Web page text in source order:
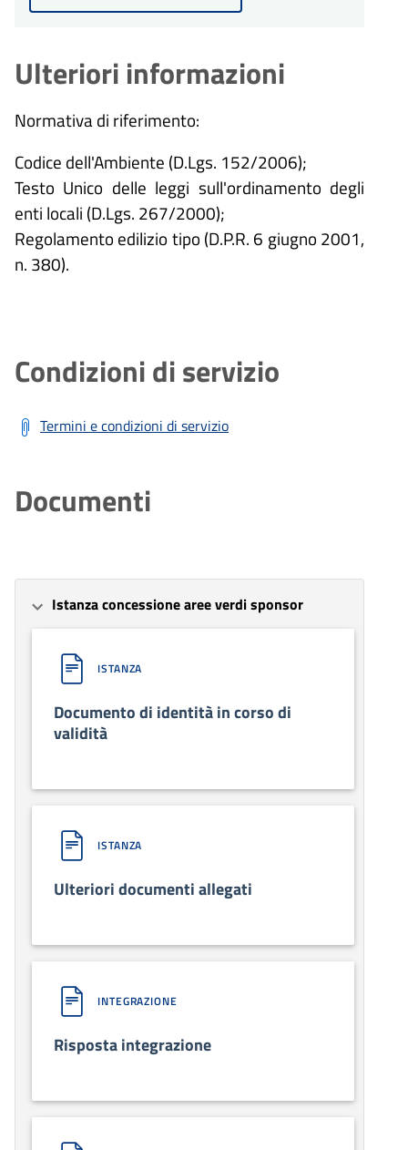
Ulteriori informazioni
Normativa di riferimento:
Codice dell'Ambiente (D.Lgs. 152/2006);
Testo Unico delle leggi sull'ordinamento degli
enti locali (D.Lgs. 267/2000);
Regolamento edilizio tipo (D.P.R. 6 giugno 2001,
n. 380).
Condizioni di servizio
Termini e condizioni di servizio
Documenti
Istanza concessione aree verdi sponsor
ISTANZA
Documento di identità in corso di
validità
ISTANZA
Ulteriori documenti allegati
INTEGRAZIONE
Risposta integrazione